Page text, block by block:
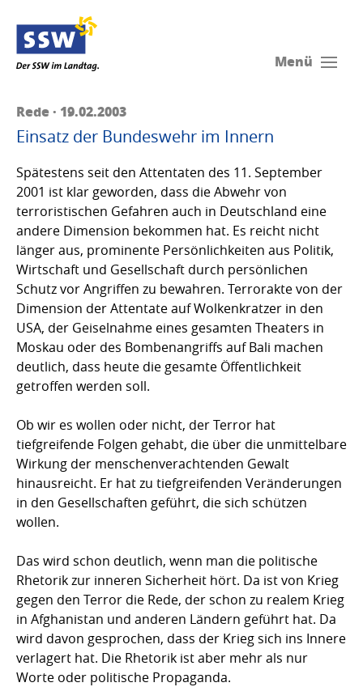
Menü
Rede · 19.02.2003
Einsatz der Bundeswehr im Innern
Spätestens seit den Attentaten des 11. September
2001 ist klar geworden, dass die Abwehr von
terroristischen Gefahren auch in Deutschland eine
andere Dimension bekommen hat. Es reicht nicht
länger aus, prominente Persönlichkeiten aus Politik,
Wirtschaft und Gesellschaft durch persönlichen
Schutz vor Angriffen zu bewahren. Terrorakte von der
Dimension der Attentate auf Wolkenkratzer in den
USA, der Geiselnahme eines gesamten Theaters in
Moskau oder des Bombenangriffs auf Bali machen
deutlich, dass heute die gesamte Öffentlichkeit
getroffen werden soll.
Ob wir es wollen oder nicht, der Terror hat
tiefgreifende Folgen gehabt, die über die unmittelbare
Wirkung der menschenverachtenden Gewalt
hinausreicht. Er hat zu tiefgreifenden Veränderungen
in den Gesellschaften geführt, die sich schützen
wollen.
Das wird schon deutlich, wenn man die politische
Rhetorik zur inneren Sicherheit hört. Da ist von Krieg
gegen den Terror die Rede, der schon zu realem Krieg
in Afghanistan und anderen Ländern geführt hat. Da
wird davon gesprochen, dass der Krieg sich ins Innere
verlagert hat. Die Rhetorik ist aber mehr als nur
Worte oder politische Propaganda.